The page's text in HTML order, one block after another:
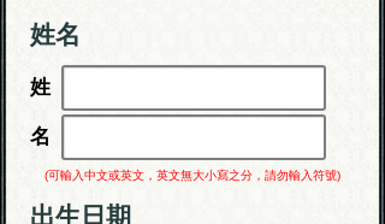
姓名
姓
名
(可輸入中文或英文，英文無大小寫之分，請勿輸入符號)
出生日期